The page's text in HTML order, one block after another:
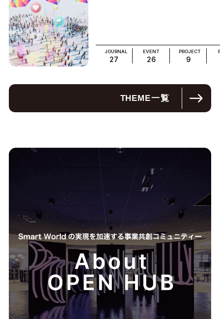
JOURNAL
27
EVENT
26
PROJECT
9
THEME一覧